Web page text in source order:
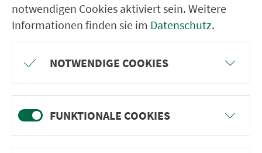
VGN-SOMMER 2026
Mach mit und gewinne einen von 1.000
Team-Plätzen für eine Abenteuer-Rallye!
weiter
notwendigen Cookies aktiviert sein. Weitere
Informationen finden sie im Datenschutz.
NOTWENDIGE COOKIES
FUNKTIONALE COOKIES